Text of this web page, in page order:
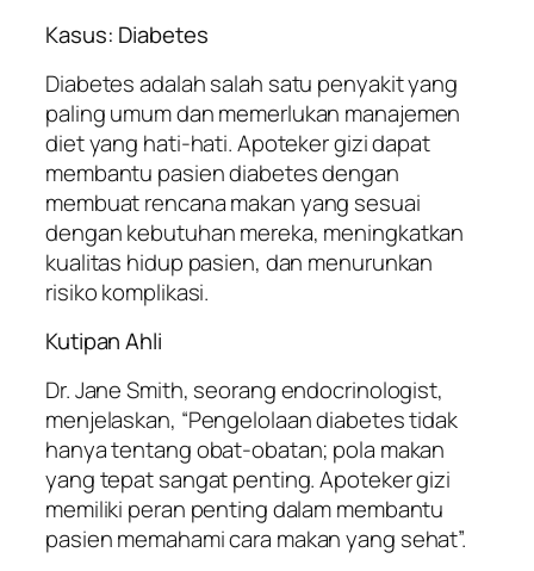
Kasus: Diabetes
Diabetes adalah salah satu penyakit yang
paling umum dan memerlukan manajemen
diet yang hati-hati. Apoteker gizi dapat
membantu pasien diabetes dengan
membuat rencana makan yang sesuai
dengan kebutuhan mereka, meningkatkan
kualitas hidup pasien, dan menurunkan
risiko komplikasi.
Kutipan Ahli
Dr. Jane Smith, seorang endocrinologist,
menjelaskan, “Pengelolaan diabetes tidak
hanya tentang obat-obatan; pola makan
yang tepat sangat penting. Apoteker gizi
memiliki peran penting dalam membantu
pasien memahami cara makan yang sehat”.